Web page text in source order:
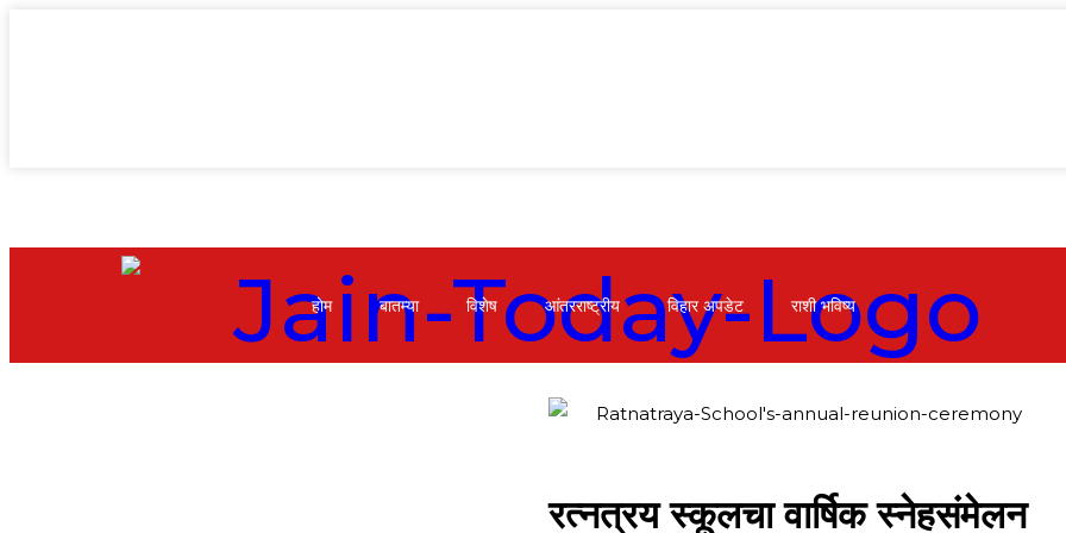
होम बातम्या विशेष आंतरराष्ट्रीय विहार अपडेट राशी भविष्य
रत्नत्रय स्कूलचा वार्षिक स्नेहसंमेलन